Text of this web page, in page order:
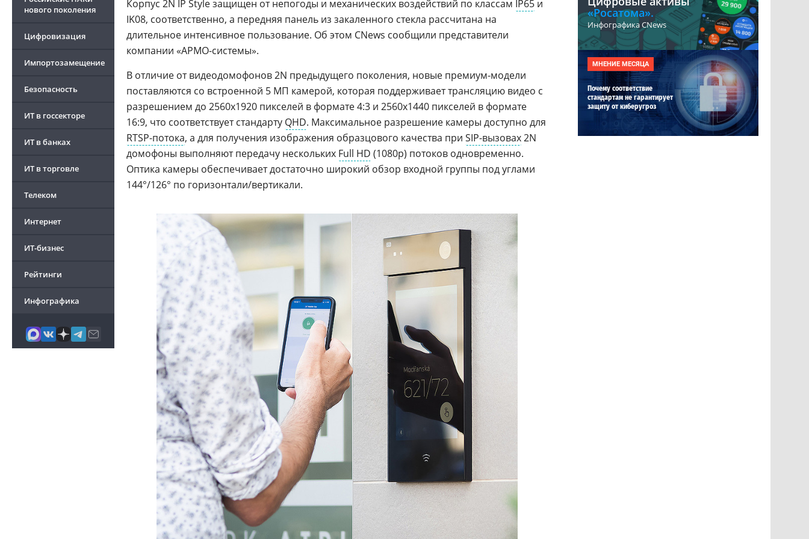
нового поколения
Цифровизация
Импортозамещение
Безопасность
ИТ в госсекторе
ИТ в банках
ИТ в торговле
Телеком
Интернет
ИТ-бизнес
Рейтинги
Инфографика
Корпус 2N IP Style защищен от непогоды и механических воздействий по классам IP65 и
IK08, соответственно, а передняя панель из закаленного стекла рассчитана на
длительное интенсивное пользование. Об этом CNews сообщили представители
компании «АРМО-cистемы».
В отличие от видеодомофонов 2N предыдущего поколения, новые премиум-модели
поставляются со встроенной 5 МП камерой, которая поддерживает трансляцию видео с
разрешением до 2560x1920 пикселей в формате 4:3 и 2560х1440 пикселей в формате
16:9, что соответствует стандарту QHD. Максимальное разрешение камеры доступно для
RTSP-потока, а для получения изображения образцового качества при SIP-вызовах2N
домофоны выполняют передачу нескольких Full HD (1080p) потоков одновременно.
Оптика камеры обеспечивает достаточно широкий обзор входной группы под углами
144°/126° по горизонтали/вертикали.
«Росатома».
Инфографика CNews
МНЕНИЕ МЕСЯЦА
Почему соответствие
стандартам не гарантирует
защиту от киберугроз